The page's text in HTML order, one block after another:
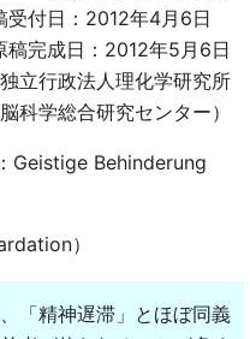
付日：2012年4月6日
稿完成日：2012年5月6日
独立行政法人理化学研究所
脳科学総合研究センター）
Geistige Behinderung
）
「精神遅滞」とほぼ同義